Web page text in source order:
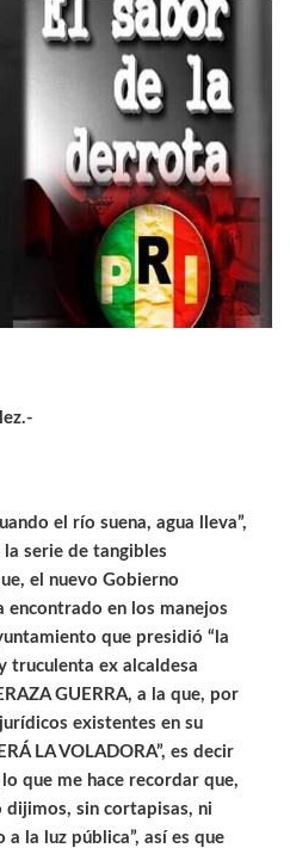
el río suena, agua lleva”,
serie de tangibles
el nuevo Gobierno
encontrado en los manejos
que presidió “la
truculenta ex alcaldesa
GUERRA, a la que, por
existentes en su
LA VOLADORA”, es decir
que me hace recordar que,
dijimos, sin cortapisas, ni
la luz pública”, así es que